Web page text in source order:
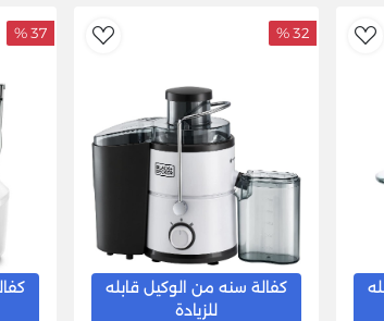
AddToWishlist
32 %
كفالة سنه من الوكيل قابله
للزيادة
37 %